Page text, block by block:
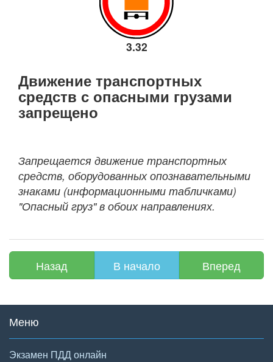
3.32
Движение транспортных
средств с опасными грузами
запрещено
Запрещается движение транспортных
средств, оборудованных опознавательными
знаками (информационными табличками)
"Опасный груз" в обоих направлениях.
Назад В начало Вперед
Меню
Экзамен ПДД онлайн